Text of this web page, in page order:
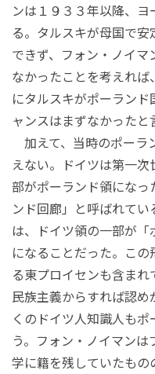
ンは１９３３年以降、
る。タルスキが母国で
できず、フォン・ノイ
なかったことを考えれ
にタルスキがポーラン
ャンスはまずなかったと
加えて、当時のポーラ
えない。ドイツは第一
部がポーランド領にな
ンド回廊」と呼ばれて
は、ドイツ領の一部が
になることだった。こ
る東プロイセンも含ま
民族主義からすれば認
くのドイツ人知識人も
う。フォン・ノイマン
学に籍を残していたも